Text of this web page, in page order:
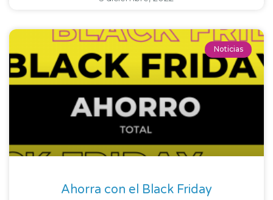
Noticias
Ahorra con el Black Friday